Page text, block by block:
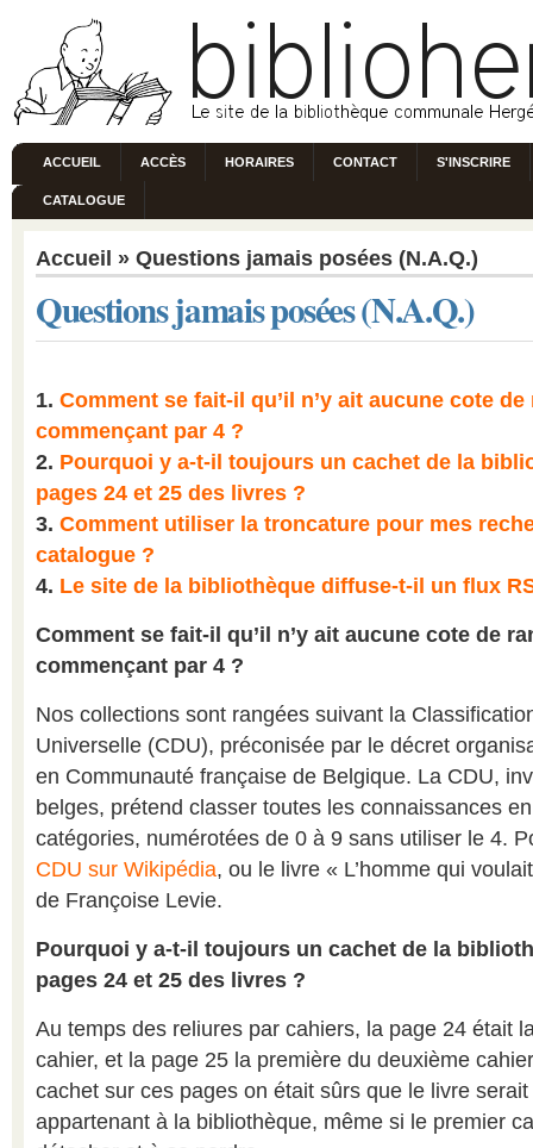
ACCUEIL ACCÈS HORAIRES CONTACT S'INSCRIRE
CATALOGUE
Accueil » Questions jamais posées (N.A.Q.)
Questions jamais posées (N.A.Q.)
1. Comment se fait-il qu’il n’y ait aucune cote de
commençant par 4 ?
2. Pourquoi y a-t-il toujours un cachet de la
pages 24 et 25 des livres ?
3. Comment utiliser la troncature pour mes
catalogue ?
4. Le site de la bibliothèque diffuse-t-il un flux
Comment se fait-il qu’il n’y ait aucune cote de
commençant par 4 ?
Nos collections sont rangées suivant la
Universelle (CDU), préconisée par le décret
en Communauté française de Belgique. La CDU,
belges, prétend classer toutes les connaissances
catégories, numérotées de 0 à 9 sans utiliser le 4.
CDU sur Wikipédia, ou le livre « L’homme qui
de Françoise Levie.
Pourquoi y a-t-il toujours un cachet de la
pages 24 et 25 des livres ?
Au temps des reliures par cahiers, la page 24 était
cahier, et la page 25 la première du deuxième
cachet sur ces pages on était sûrs que le livre
appartenant à la bibliothèque, même si le premier